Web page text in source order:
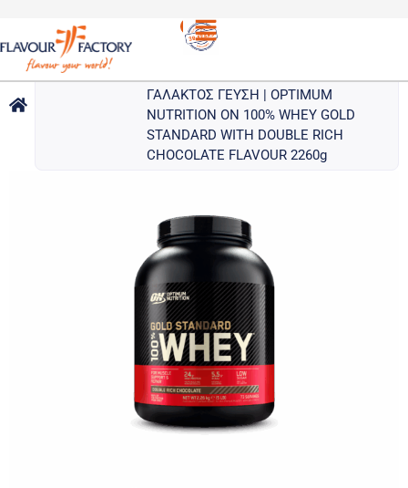
ΠΡΩΤΕΪΝΕΣ
OPTIMUM NUTRITION ON GOLD
ΓΑΛΑΚΤΟΣ ΓΕΥΣΗ | OPTIMUM
NUTRITION ON 100% WHEY GOLD
STANDARD WITH DOUBLE RICH
CHOCOLATE FLAVOUR 2260g